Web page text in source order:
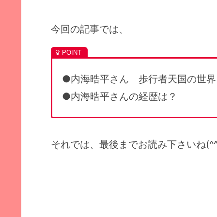
今回の記事では、
●内海晧平さん 歩行者天国の世界
●内海晧平さんの経歴は？
それでは、最後までお読み下さいね